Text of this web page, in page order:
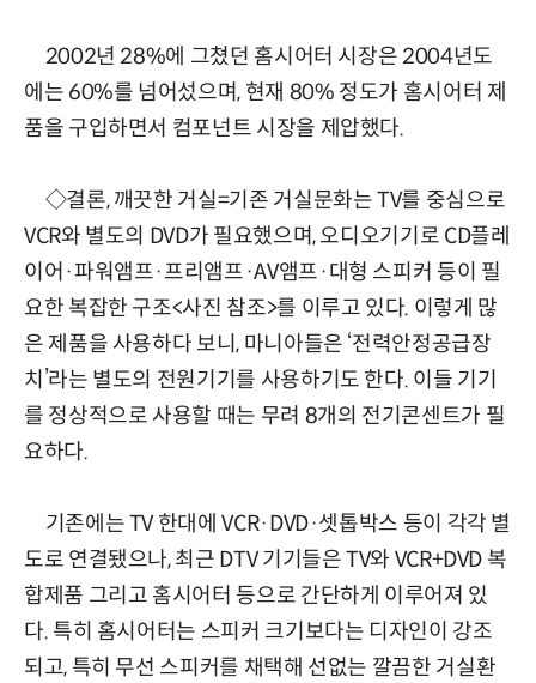
2002년 28%에 그쳤던 홈시어터 시장은 2004년도
에는 60%를 넘어섰으며, 현재 80% 정도가 홈시어터 제
품을 구입하면서 컴포넌트 시장을 제압했다.
◇결론, 깨끗한 거실=기존 거실문화는 TV를 중심으로
VCR와 별도의 DVD가 필요했으며, 오디오기기로 CD플레
이어·파워앰프·프리앰프·AV앰프·대형 스피커 등이 필
요한 복잡한 구조<사진 참조>를 이루고 있다. 이렇게 많
은 제품을 사용하다 보니, 마니아들은 ‘전력안정공급장
치’라는 별도의 전원기기를 사용하기도 한다. 이들 기기
를 정상적으로 사용할 때는 무려 8개의 전기콘센트가 필
요하다.
기존에는 TV 한대에 VCR·DVD·셋톱박스 등이 각각 별
도로 연결됐으나, 최근 DTV 기기들은 TV와 VCR+DVD 복
합제품 그리고 홈시어터 등으로 간단하게 이루어져 있
다. 특히 홈시어터는 스피커 크기보다는 디자인이 강조
되고, 특히 무선 스피커를 채택해 선없는 깔끔한 거실환